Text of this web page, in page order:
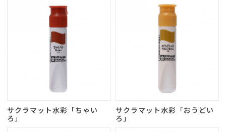
サクラマット水彩「ちゃい
ろ」
サクラマット水彩「おうどい
ろ」